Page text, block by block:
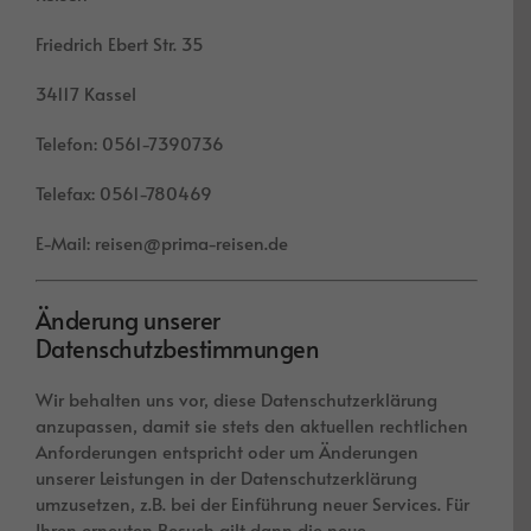
Friedrich Ebert Str. 35
34117 Kassel
Telefon: 0561-7390736
Telefax: 0561-780469
E-Mail: reisen@prima-reisen.de
Änderung unserer
Datenschutzbestimmungen
Wir behalten uns vor, diese Datenschutzerklärung
anzupassen, damit sie stets den aktuellen rechtlichen
Anforderungen entspricht oder um Änderungen
unserer Leistungen in der Datenschutzerklärung
umzusetzen, z.B. bei der Einführung neuer Services. Für